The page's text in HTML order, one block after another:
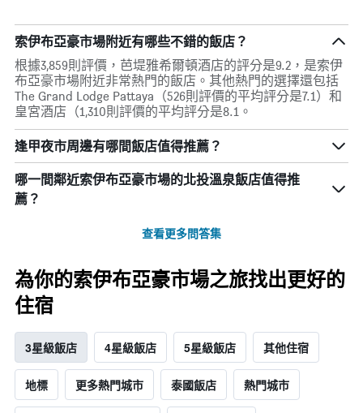
索伊布亞豪市場附近有哪些不錯的飯店？
根據3,859則評價，芭堤雅希爾頓酒店的評分是9.2，是索伊
布亞豪市場附近非常熱門的飯店。其他熱門的選擇還包括
The Grand Lodge Pattaya（526則評價的平均評分是7.1）和
皇宮酒店（1,310則評價的平均評分是8.1。
逢甲夜市周邊有哪間飯店值得推薦？
哪一間鄰近索伊布亞豪市場的北投溫泉飯店值得推
薦？
查看更多問答集
為你的索伊布亞豪市場之旅找出更好的
住宿
3星級飯店 4星級飯店 5星級飯店 其他住宿
地標 更多熱門城市 泰國飯店 熱門城市